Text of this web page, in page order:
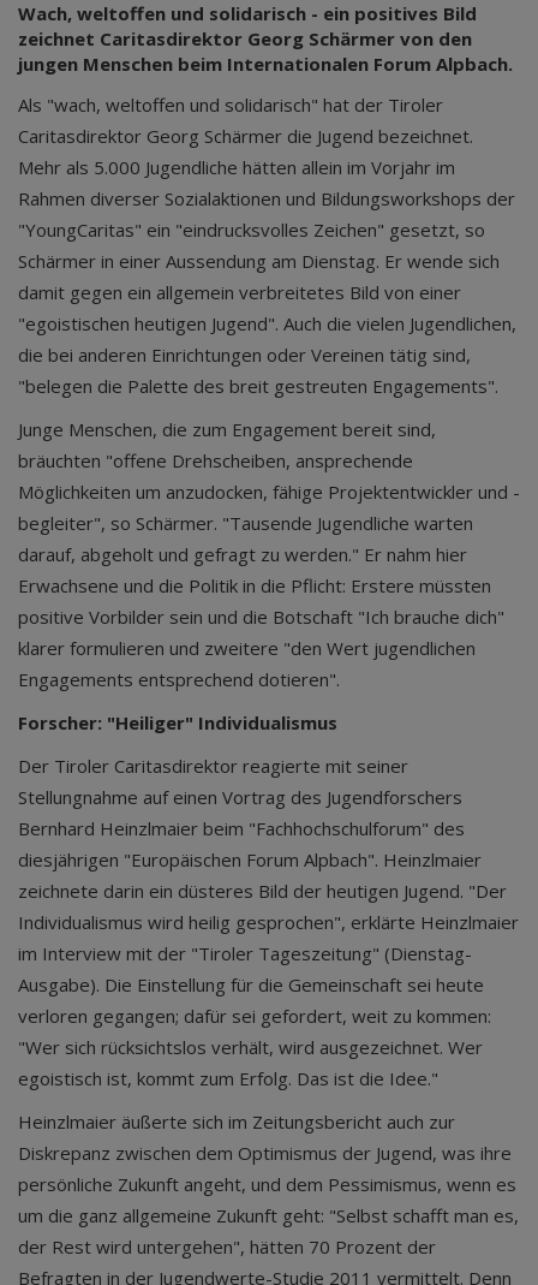
Wach, weltoffen und solidarisch - ein positives Bild
zeichnet Caritasdirektor Georg Schärmer von den
jungen Menschen beim Internationalen Forum Alpbach.
Als "wach, weltoffen und solidarisch" hat der Tiroler
Caritasdirektor Georg Schärmer die Jugend bezeichnet.
Mehr als 5.000 Jugendliche hätten allein im Vorjahr im
Rahmen diverser Sozialaktionen und Bildungsworkshops der
"YoungCaritas" ein "eindrucksvolles Zeichen" gesetzt, so
Schärmer in einer Aussendung am Dienstag. Er wende sich
damit gegen ein allgemein verbreitetes Bild von einer
"egoistischen heutigen Jugend". Auch die vielen Jugendlichen,
die bei anderen Einrichtungen oder Vereinen tätig sind,
"belegen die Palette des breit gestreuten Engagements".
Junge Menschen, die zum Engagement bereit sind,
bräuchten "offene Drehscheiben, ansprechende
Möglichkeiten um anzudocken, fähige Projektentwickler und -
begleiter", so Schärmer. "Tausende Jugendliche warten
darauf, abgeholt und gefragt zu werden." Er nahm hier
Erwachsene und die Politik in die Pflicht: Erstere müssten
positive Vorbilder sein und die Botschaft "Ich brauche dich"
klarer formulieren und zweitere "den Wert jugendlichen
Engagements entsprechend dotieren".
Forscher: "Heiliger" Individualismus
Der Tiroler Caritasdirektor reagierte mit seiner
Stellungnahme auf einen Vortrag des Jugendforschers
Bernhard Heinzlmaier beim "Fachhochschulforum" des
diesjährigen "Europäischen Forum Alpbach". Heinzlmaier
zeichnete darin ein düsteres Bild der heutigen Jugend. "Der
Individualismus wird heilig gesprochen", erklärte Heinzlmaier
im Interview mit der "Tiroler Tageszeitung" (Dienstag-
Ausgabe). Die Einstellung für die Gemeinschaft sei heute
verloren gegangen; dafür sei gefordert, weit zu kommen:
"Wer sich rücksichtslos verhält, wird ausgezeichnet. Wer
egoistisch ist, kommt zum Erfolg. Das ist die Idee."
Heinzlmaier äußerte sich im Zeitungsbericht auch zur
Diskrepanz zwischen dem Optimismus der Jugend, was ihre
persönliche Zukunft angeht, und dem Pessimismus, wenn es
um die ganz allgemeine Zukunft geht: "Selbst schafft man es,
der Rest wird untergehen", hätten 70 Prozent der
Befragten in der Jugendwerte-Studie 2011 vermittelt. Denn